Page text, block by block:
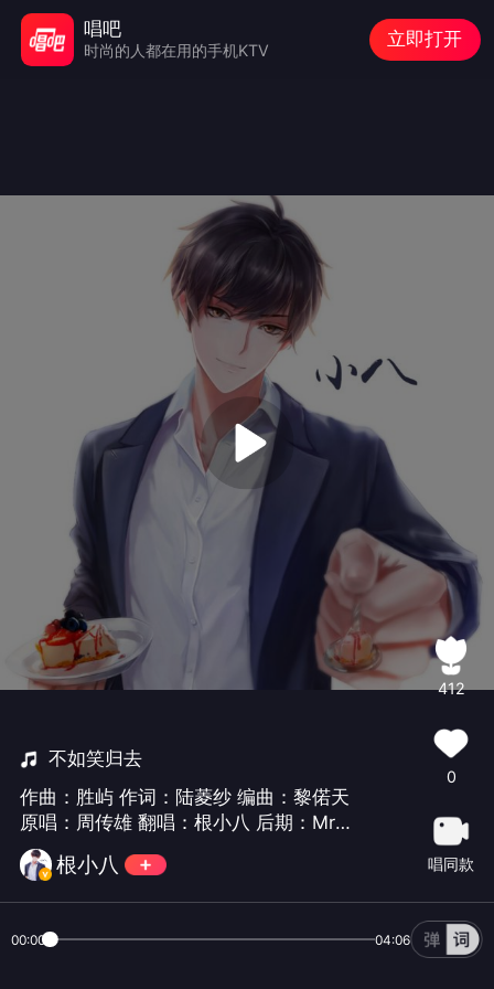
不如笑归去
作曲：胜屿 作词：陆菱纱 编曲：黎偌天
原唱：周传雄 翻唱：根小八 后期：Mr.
曾经 监制：梳子 视频：时桑 美工：村
花
根小八
412
0
唱同款
00:00 04:06
唱吧
时尚的人都在用的手机KTV
立即打开